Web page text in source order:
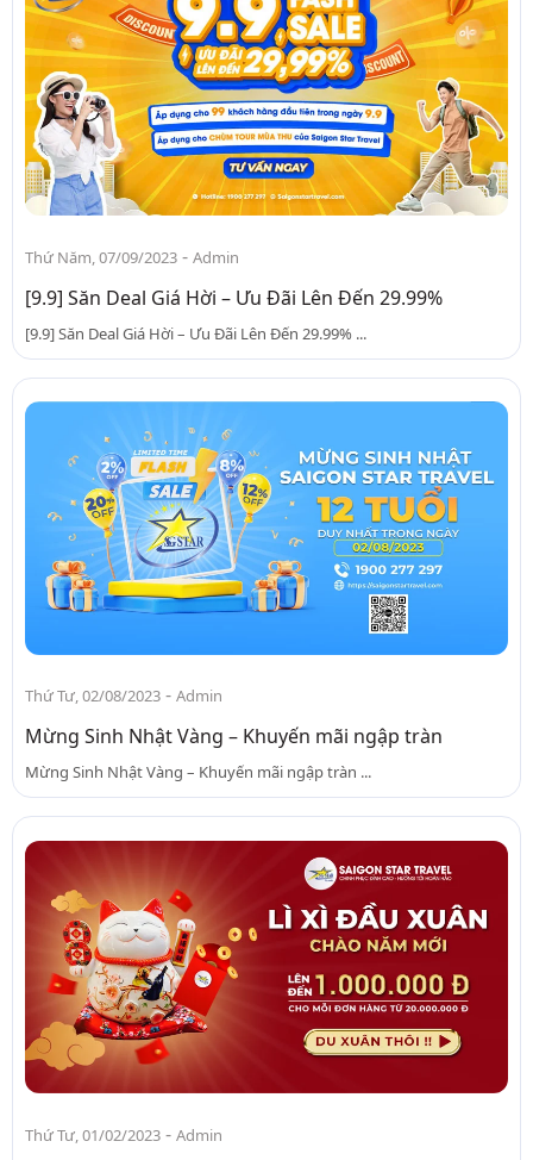
Thứ Năm, 07/09/2023 - Admin
[9.9] Săn Deal Giá Hời – Ưu Đãi Lên Đến 29.99%
[9.9] Săn Deal Giá Hời – Ưu Đãi Lên Đến 29.99% ...
Thứ Tư, 02/08/2023 - Admin
Mừng Sinh Nhật Vàng – Khuyến mãi ngập tràn
Mừng Sinh Nhật Vàng – Khuyến mãi ngập tràn ...
Thứ Tư, 01/02/2023 - Admin